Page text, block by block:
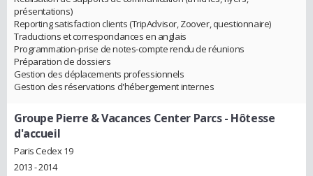
présentations)
Reporting satisfaction clients (TripAdvisor, Zoover, questionnaire)
Traductions et correspondances en anglais
Programmation-prise de notes-compte rendu de réunions
Préparation de dossiers
Gestion des déplacements professionnels
Gestion des réservations d'hébergement internes
Groupe Pierre & Vacances Center Parcs- Hôtesse
d'accueil
Paris Cedex 19
2013 - 2014